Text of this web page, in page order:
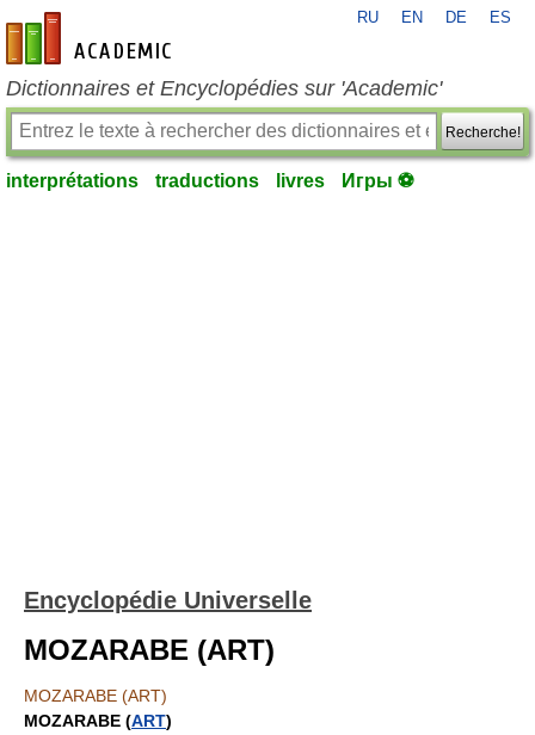
fr-academic.com
RU EN DE ES
Dictionnaires et Encyclopédies sur 'Academic'
Recherche!
interprétations traductions livres Игры ⚽
Encyclopédie Universelle
MOZARABE (ART)
MOZARABE (ART)
MOZARABE (ART)